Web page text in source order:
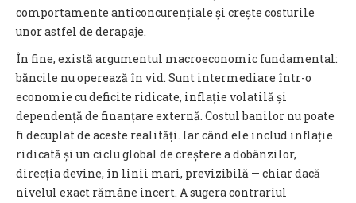
comportamente anticoncurențiale și crește costurile
unor astfel de derapaje.
În fine, există argumentul macroeconomic fundamental:
băncile nu operează în vid. Sunt intermediare într-o
economie cu deficite ridicate, inflație volatilă și
dependență de finanțare externă. Costul banilor nu poate
fi decuplat de aceste realități. Iar când ele includ inflație
ridicată și un ciclu global de creștere a dobânzilor,
direcția devine, în linii mari, previzibilă — chiar dacă
nivelul exact rămâne incert. A sugera contrariul